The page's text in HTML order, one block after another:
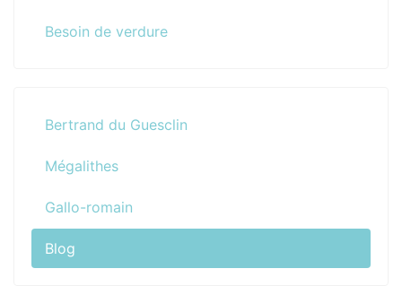
Besoin de verdure
Bertrand du Guesclin
Mégalithes
Gallo-romain
Blog